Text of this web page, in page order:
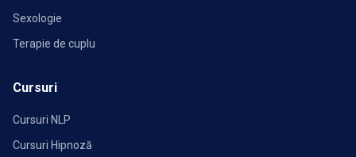
Sexologie
Terapie de cuplu
Cursuri
Cursuri NLP
Cursuri Hipnoză